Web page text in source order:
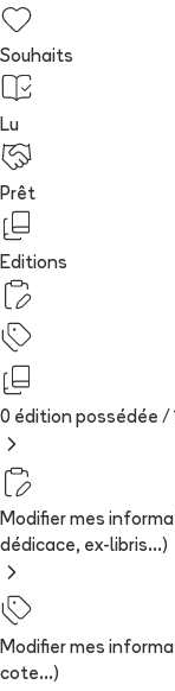
Souhaits
Lu
Prêt
Editions
0 édition possédée /
Modifier mes
dédicace, ex-libris...)
Modifier mes
cote...)